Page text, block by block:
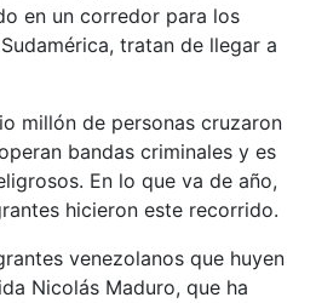
en un corredor para los
tratan de llegar a
millón de personas cruzaron
bandas criminales y es
En lo que va de año,
hicieron este recorrido.
venezolanos que huyen
Nicolás Maduro, que ha